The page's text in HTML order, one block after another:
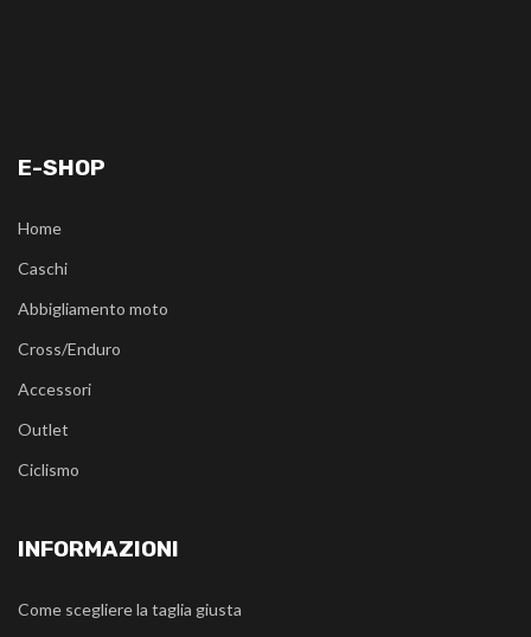
E-SHOP
Home
Caschi
Abbigliamento moto
Cross/Enduro
Accessori
Outlet
Ciclismo
INFORMAZIONI
Come scegliere la taglia giusta